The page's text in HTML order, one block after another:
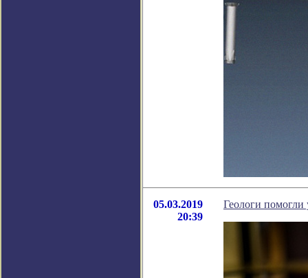
05.03.2019
20:39
Геологи помогли